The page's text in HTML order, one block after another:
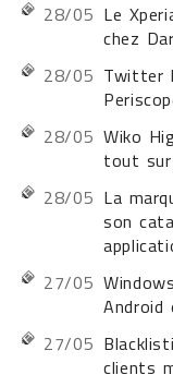
28/05 Le
chez
28/05 Twitter
28/05 Wiko
tout
28/05 La
son
27/05
Android
27/05
clients